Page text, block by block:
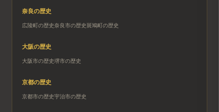
奈良の歴史
広陵町の歴史奈良市の歴史斑鳩町の歴史
大阪の歴史
大阪市の歴史堺市の歴史
京都の歴史
京都市の歴史宇治市の歴史